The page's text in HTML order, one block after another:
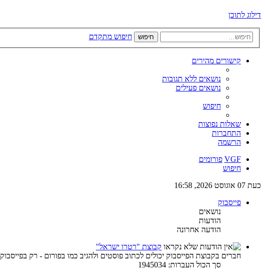
דילוג לתוכן
חיפוש חיפוש מתקדם
קישורים מהירים
נושאים ללא תגובות
נושאים פעילים
חיפוש
שאלות נפוצות
התחברות
הרשמה
VGF פורומים
חיפוש
כעת 07 אוגוסט 2026, 16:58
פייסבוק
נושאים
הודעות
הודעה אחרונה
קבוצת "רטרו ישראל"
חברים בקבוצת הפייסבוק יכולים לכתוב פוסטים ולהגיב כמו בפורום - רק בפייסבוק
סך הכול העברות: 1945034